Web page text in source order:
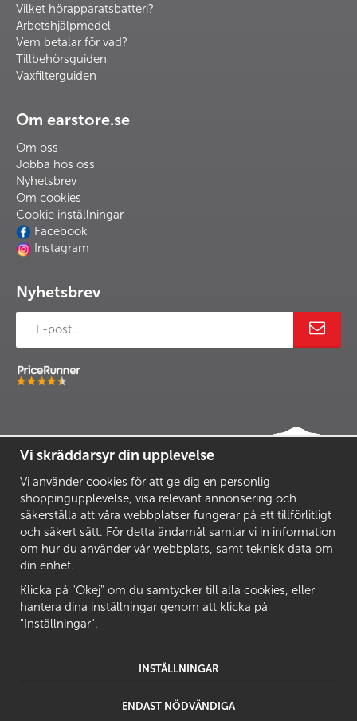
Vilket hörapparatsbatteri?
Arbetshjälpmedel
Vem betalar för vad?
Tillbehörsguiden
Vaxfilterguiden
Om earstore.se
Om oss
Jobba hos oss
Nyhetsbrev
Om cookies
Cookie inställningar
Facebook
Instagram
Nyhetsbrev
Vi skräddarsyr din upplevelse
Vi använder cookies för att ge dig en personlig
shoppingupplevelse, visa relevant annonsering och
säkerställa att våra webbplatser fungerar på ett tillförlitligt
och säkert sätt. För detta ändamål samlar vi in information
om hur du använder vår webbplats, samt teknisk data om
din enhet.
Klicka på "Okej" om du samtycker till alla cookies, eller
hantera dina inställningar genom att klicka på
"Inställningar".
INSTÄLLNINGAR
ENDAST NÖDVÄNDIGA